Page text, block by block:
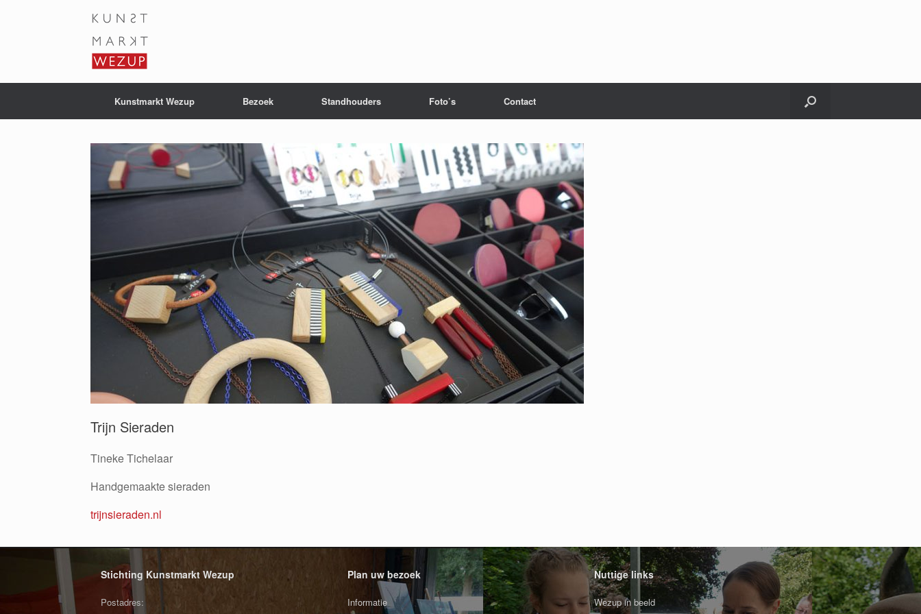
Kunstmarkt Wezup Bezoek Standhouders Foto’s Contact
Trijn Sieraden
Tineke Tichelaar
Handgemaakte sieraden
trijnsieraden.nl
Stichting Kunstmarkt Wezup
Postadres:
Plan uw bezoek
Informatie
Nuttige links
Wezup in beeld